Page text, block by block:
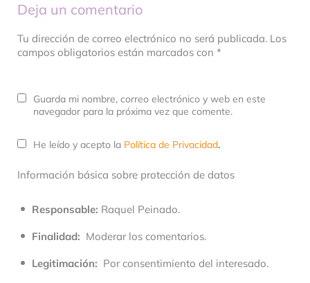
Deja un comentario
Tu dirección de correo electrónico no será publicada. Los
campos obligatorios están marcados con *
Guarda mi nombre, correo electrónico y web en este
navegador para la próxima vez que comente.
He leído y acepto la Política de Privacidad.
Información básica sobre protección de datos
Responsable: Raquel Peinado.
Finalidad: Moderar los comentarios.
Legitimación: Por consentimiento del interesado.